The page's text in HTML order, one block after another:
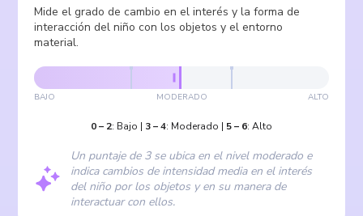
Mide el grado de cambio en el interés y la forma de
interacción del niño con los objetos y el entorno
material.
BAJO MODERADO ALTO
0– 2: Bajo | 3–4: Moderado | 5– 6: Alto
Un puntaje de 3 se ubica en el nivel moderado e
indica cambios de intensidad media en el interés
del niño por los objetos y en su manera de
interactuar con ellos.